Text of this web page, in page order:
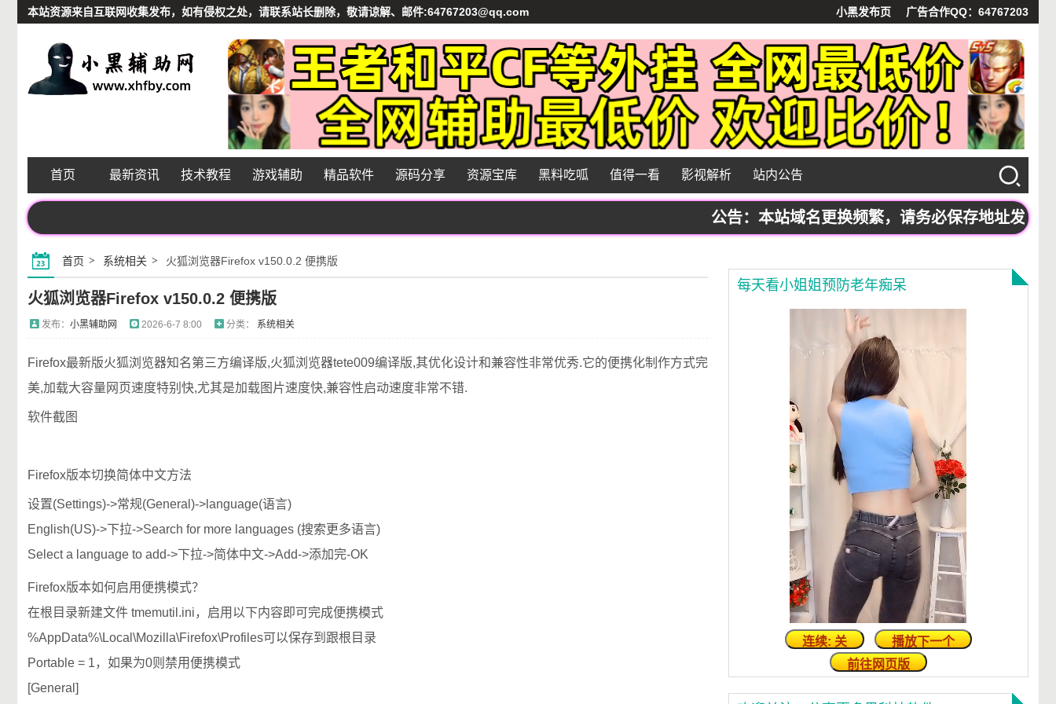
本站资源来自互联网收集发布，如有侵权之处，请联系站长删除，敬请谅解、邮件:64767203@qq.com 小黑发布页 广告合作QQ：64767203
首页 最新资讯 技术教程 游戏辅助 精品软件 源码分享 资源宝库 黑料吃呱 值得一看 影视解析 站内公告
公告：本站域名更换频繁，请务必保存地址发布页
首页 系统相关 火狐浏览器Firefox v150.0.2 便携版
火狐浏览器Firefox v150.0.2 便携版
发布： 小黑辅助网 2026-6-7 8:00 分类： 系统相关
Firefox最新版火狐浏览器知名第三方编译版,火狐浏览器tete009编译版,其优化设计和兼容性非常优秀.它的便携化制作方式完
美,加载大容量网页速度特别快,尤其是加载图片速度快,兼容性启动速度非常不错.
软件截图
Firefox版本切换简体中文方法
设置(Settings)->常规(General)->language(语言)
English(US)->下拉->Search for more languages (搜索更多语言)
Select a language to add->下拉->简体中文->Add->添加完-OK
Firefox版本如何启用便携模式？
在根目录新建文件 tmemutil.ini，启用以下内容即可完成便携模式
%AppData%\Local\Mozilla\Firefox\Profiles可以保存到跟根目录
Portable = 1，如果为0则禁用便携模式
[General]
每天看小姐姐预防老年痴呆
连续: 关
播放下一个
前往网页版